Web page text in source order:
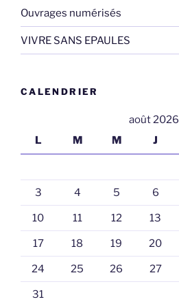
Ouvrages numérisés
VIVRE SANS EPAULES
CALENDRIER
août 2026
L
M M J
3 4 5 6
10 11 12 13
17 18 19 20
24 25 26 27
31